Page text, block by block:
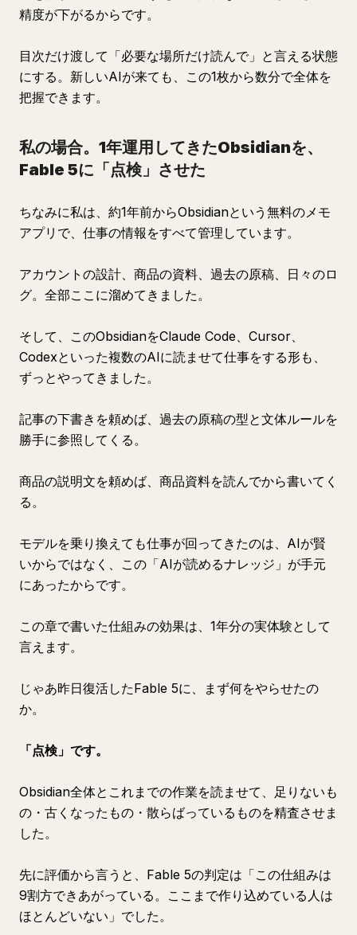
精度が下がるからです。
目次だけ渡して「必要な場所だけ読んで」と言える状態
にする。新しいAIが来ても、この1枚から数分で全体を
把握できます。
私の場合。1年運用してきたObsidianを、
Fable 5に「点検」させた
ちなみに私は、約1年前からObsidianという無料のメモ
アプリで、仕事の情報をすべて管理しています。
アカウントの設計、商品の資料、過去の原稿、日々のロ
グ。全部ここに溜めてきました。
そして、このObsidianをClaude Code、Cursor、
Codexといった複数のAIに読ませて仕事をする形も、
ずっとやってきました。
記事の下書きを頼めば、過去の原稿の型と文体ルールを
勝手に参照してくる。
商品の説明文を頼めば、商品資料を読んでから書いてく
る。
モデルを乗り換えても仕事が回ってきたのは、AIが賢
いからではなく、この「AIが読めるナレッジ」が手元
にあったからです。
この章で書いた仕組みの効果は、1年分の実体験として
言えます。
じゃあ昨日復活したFable 5に、まず何をやらせたの
か。
「点検」です。
Obsidian全体とこれまでの作業を読ませて、足りないも
の・古くなったもの・散らばっているものを精査させま
した。
先に評価から言うと、Fable 5の判定は「この仕組みは
9割方できあがっている。ここまで作り込めている人は
ほとんどいない」でした。